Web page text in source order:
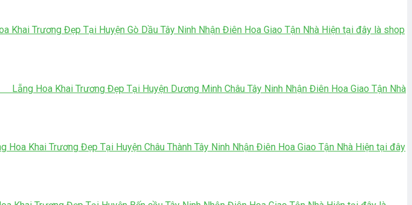
Trương Đẹp Tại Huyện Gò Dầu Tây Ninh Nhận Điên Hoa Giao Tận Nhà Hiện tại đây là shop
Hoa Khai Trương Đẹp Tại Huyện Dương Minh Châu Tây Ninh Nhận Điên Hoa Giao Tận Nhà
Khai Trương Đẹp Tại Huyện Châu Thành Tây Ninh Nhận Điên Hoa Giao Tận Nhà Hiện tại đây